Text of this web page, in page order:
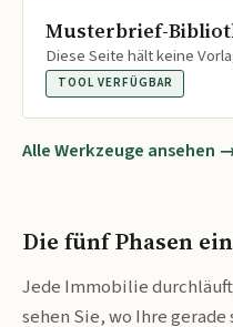
Musterbrief-
Diese Seite hält keine
TOOL VERFÜGBAR
Alle Werkzeuge ansehen
Die fünf Phasen
Jede Immobilie
sehen Sie, wo Ihre